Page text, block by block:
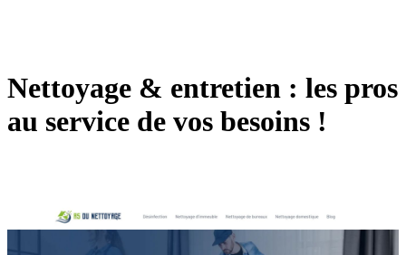
Nettoyage & entretien : les pros
au service de vos besoins !